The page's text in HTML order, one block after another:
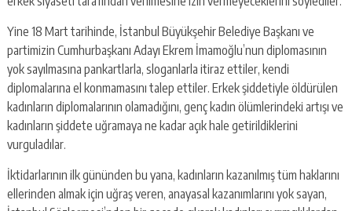
Yine 18 Mart tarihinde, İstanbul Büyükşehir Belediye Başkanı ve
partimizin Cumhurbaşkanı Adayı Ekrem İmamoğlu’nun diplomasının
yok sayılmasına pankartlarla, sloganlarla itiraz ettiler, kendi
diplomalarına el konmamasını talep ettiler. Erkek şiddetiyle öldürülen
kadınların diplomalarının olamadığını, genç kadın ölümlerindeki artışı ve
kadınların şiddete uğramaya ne kadar açık hale getirildiklerini
vurguladılar.
İktidarlarının ilk gününden bu yana, kadınların kazanılmış tüm haklarını
ellerinden almak için uğraş veren, anayasal kazanımlarını yok sayan,